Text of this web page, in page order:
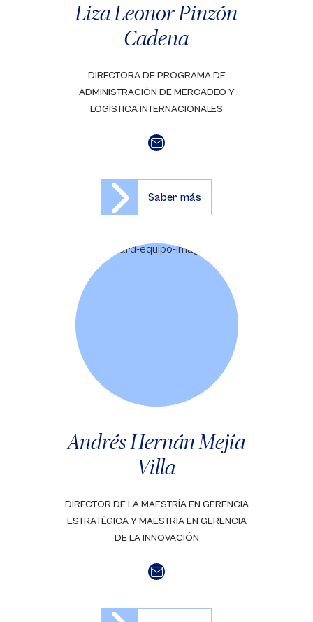
Liza Leonor Pinzón
Cadena
DIRECTORA DE PROGRAMA DE
ADMINISTRACIÓN DE MERCADEO Y
LOGÍSTICA INTERNACIONALES
Saber más
Andrés Hernán Mejía
Villa
DIRECTOR DE LA MAESTRÍA EN GERENCIA
ESTRATÉGICA Y MAESTRÍA EN GERENCIA
DE LA INNOVACIÓN